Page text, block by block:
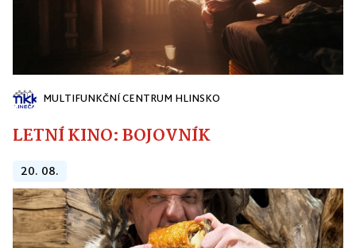
MULTIFUNKČNÍ CENTRUM HLINSKO
LETNÍ KINO: BOJOVNÍK
20. 08.